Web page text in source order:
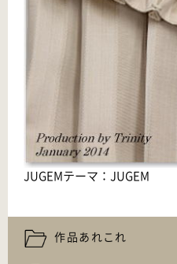
JUGEMテーマ： JUGEM
作品あれこれ